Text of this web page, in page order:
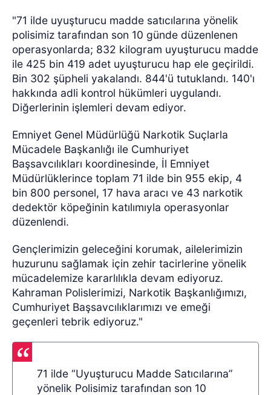
"71 ilde uyuşturucu madde satıcılarına yönelik
polisimiz tarafından son 10 günde düzenlenen
operasyonlarda; 832 kilogram uyuşturucu madde
ile 425 bin 419 adet uyuşturucu hap ele geçirildi.
Bin 302 şüpheli yakalandı. 844'ü tutuklandı. 140'ı
hakkında adli kontrol hükümleri uygulandı.
Diğerlerinin işlemleri devam ediyor.
Emniyet Genel Müdürlüğü Narkotik Suçlarla
Mücadele Başkanlığı ile Cumhuriyet
Başsavcılıkları koordinesinde, İl Emniyet
Müdürlüklerince toplam 71 ilde bin 955 ekip, 4
bin 800 personel, 17 hava aracı ve 43 narkotik
dedektör köpeğinin katılımıyla operasyonlar
düzenlendi.
Gençlerimizin geleceğini korumak, ailelerimizin
huzurunu sağlamak için zehir tacirlerine yönelik
mücadelemize kararlılıkla devam ediyoruz.
Kahraman Polislerimizi, Narkotik Başkanlığımızı,
Cumhuriyet Başsavcılıklarımızı ve emeği
geçenleri tebrik ediyoruz."
71 ilde “Uyuşturucu Madde Satıcılarına”
yönelik Polisimiz tarafından son 10